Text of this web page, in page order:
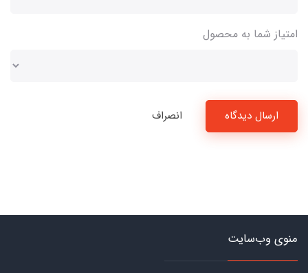
امتیاز شما به محصول
ارسال دیدگاه انصراف
منوی وب‌سایت